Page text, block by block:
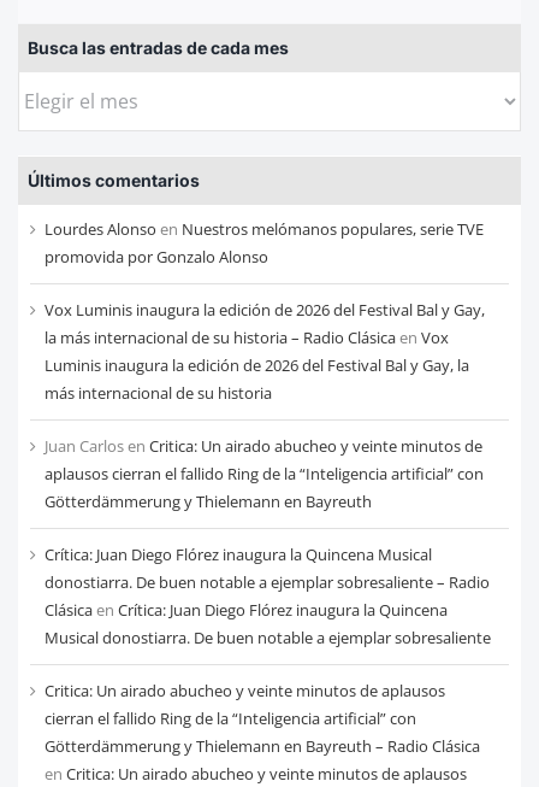
Busca las entradas de cada mes
Busca
entradas
de
cada
mes
Últimos comentarios
Lourdes Alonso en Nuestros melómanos populares, serie TVE
promovida por Gonzalo Alonso
Vox Luminis inaugura la edición de 2026 del Festival Bal y Gay,
la más internacional de su historia – Radio Clásicaen Vox
Luminis inaugura la edición de 2026 del Festival Bal y Gay, la
más internacional de su historia
Juan Carlosen Critica: Un airado abucheo y veinte minutos de
aplausos cierran el fallido Ring de la “Inteligencia artificial” con
Götterdämmerung y Thielemann en Bayreuth
Crítica: Juan Diego Flórez inaugura la Quincena Musical
donostiarra. De buen notable a ejemplar sobresaliente – Radio
Clásicaen Crítica: Juan Diego Flórez inaugura la Quincena
Musical donostiarra. De buen notable a ejemplar sobresaliente
Critica: Un airado abucheo y veinte minutos de aplausos
cierran el fallido Ring de la “Inteligencia artificial” con
Götterdämmerung y Thielemann en Bayreuth – Radio Clásica
en Critica: Un airado abucheo y veinte minutos de aplausos